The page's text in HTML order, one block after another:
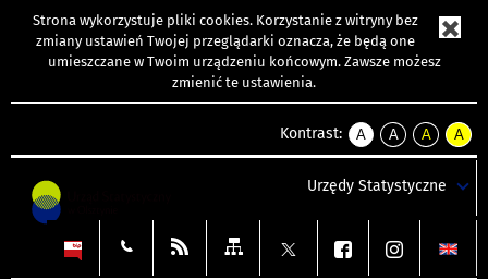
Strona wykorzystuje pliki cookies. Korzystanie z witryny bez
zmiany ustawień Twojej przeglądarki oznacza, że będą one
umieszczane w Twoim urządzeniu końcowym. Zawsze możesz
zmienić te ustawienia.
Kontrast:
A
kontrast
A
kontrast
tekst
czarnym
A
kontrast
tekst
czarnym
A
tekst
żółtym
Urzędy Statystyczne